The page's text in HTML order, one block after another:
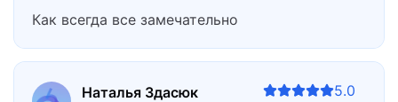
Как всегда все замечательно
Наталья Здасюк 5.0